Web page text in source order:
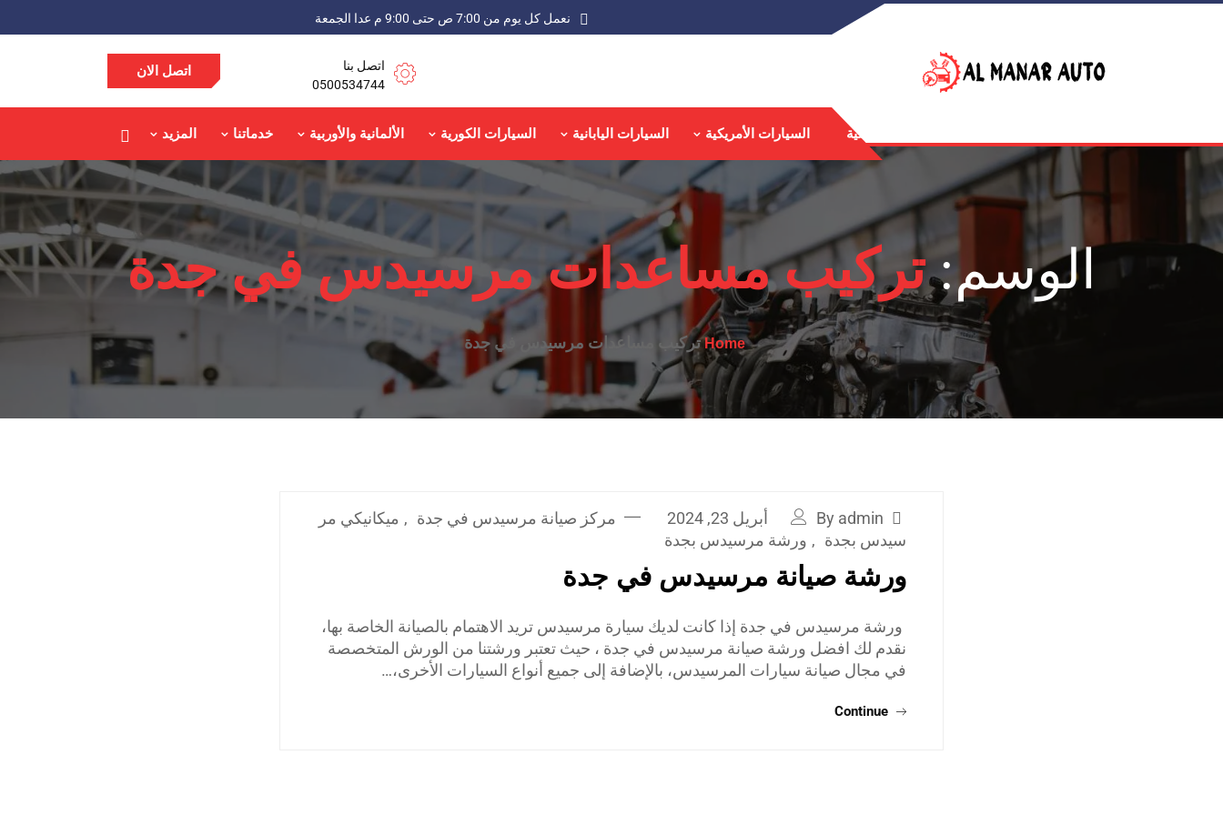
نعمل كل يوم من 7:00 ص حتى 9:00 م عدا الجمعة
اتصل بنا
0500534744
اتصل الان
الرئيسية السيارات الأمريكية السيارات اليابانية السيارات الكورية الألمانية والأوربية خدماتنا المزيد
الوسم:تركيب مساعدات مرسيدس في جدة
Homeتركيب مساعدات مرسيدس في جدة
By admin أبريل 23, 2024 مركز صيانة مرسيدس في جدة , ميكانيكي مر
سيدس بجدة , ورشة مرسيدس بجدة
ورشة صيانة مرسيدس في جدة
ورشة مرسيدس في جدة إذا كانت لديك سيارة مرسيدس تريد الاهتمام بالصيانة الخاصة بها،
نقدم لك افضل ورشة صيانة مرسيدس في جدة ، حيث تعتبر ورشتنا من الورش المتخصصة
في مجال صيانة سيارات المرسيدس، بالإضافة إلى جميع أنواع السيارات الأخرى،…
Continue